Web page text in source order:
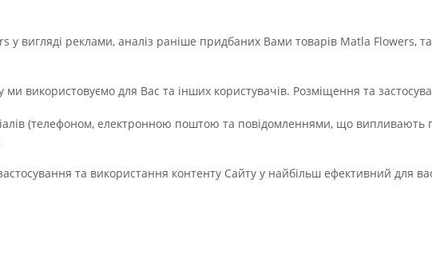
вигляді реклами, аналіз раніше придбаних Вами товарів Matla Flowers,
ми використовуємо для Вас та інших користувачів. Розміщення та
(телефоном, електронною поштою та повідомленнями, що випливають
та використання контенту Сайту у найбільш ефективний для